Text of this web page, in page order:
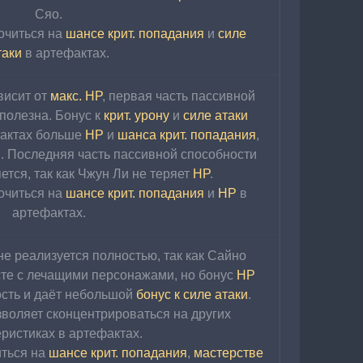
Сяо.
на шансе крит. попадания и силе
в артефактах.
от макс. HP, первая часть пассивной
Бонус к крит. урону и силе атаки
больше HP и шанса крит. попадания,
Последняя часть пассивной способности
так как Чжун Ли не теряет HP.
на шансе крит. попадания и HP в
артефактах.
реализуется полностью, так как Сайно
с лечащими персонажами, но бонус HP
и даёт небольшой бонус к силе атаки.
сконцентрироваться на других
в артефактах.
на шансе крит. попадания, мастерстве